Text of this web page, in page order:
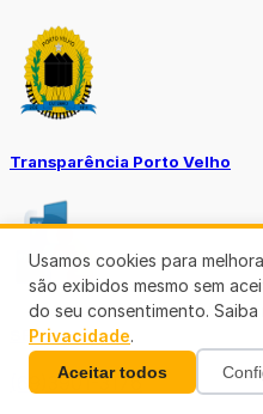
Transparência Porto Velho
SEMUSA
(69)3901-3176
Usamos cookies para
são exibidos mesmo sem
do seu consentimento. Saiba
Privacidade.
Aceitar todos